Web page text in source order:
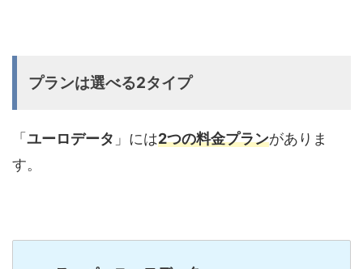
プランは選べる2タイプ
「 ユーロデータ 」には2つの料金プランがありま
す。